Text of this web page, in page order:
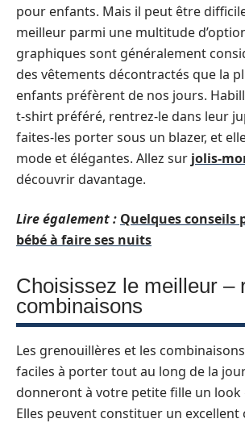
pour enfants. Mais il peut être
meilleur parmi une multitude
graphiques sont généralement
des vêtements décontractés que la
enfants préfèrent de nos jours.
t-shirt préféré, rentrez-le dans leur
faites-les porter sous un blazer, et
mode et élégantes. Allez sur jolis-
découvrir davantage.
Lire également : Quelques conseils
bébé à faire ses nuits
Choisissez le meilleur –
combinaisons
Les grenouillères et les
faciles à porter tout au long de la
donneront à votre petite fille un look
Elles peuvent constituer un excellent